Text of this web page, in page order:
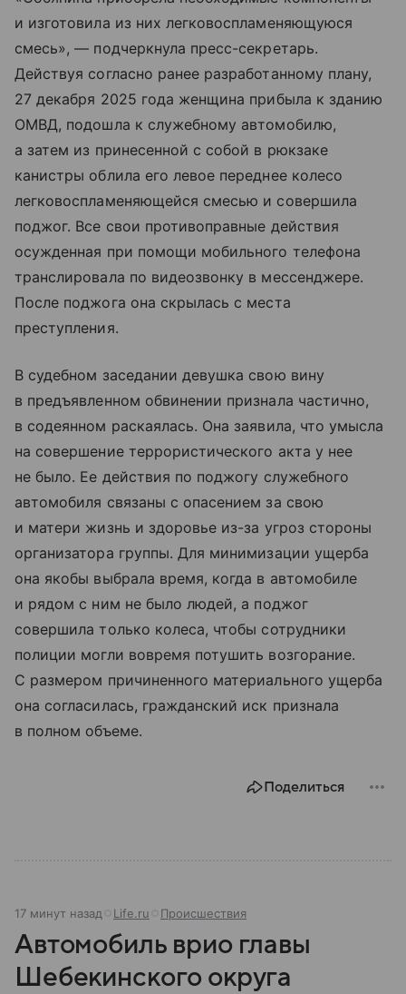
и изготовила из них легковоспламеняющуюся
смесь», — подчеркнула пресс-секретарь.
Действуя согласно ранее разработанному плану,
27 декабря 2025 года женщина прибыла к зданию
ОМВД, подошла к служебному автомобилю,
а затем из принесенной с собой в рюкзаке
канистры облила его левое переднее колесо
легковоспламеняющейся смесью и совершила
поджог. Все свои противоправные действия
осужденная при помощи мобильного телефона
транслировала по видеозвонку в мессенджере.
После поджога она скрылась с места
преступления.
В судебном заседании девушка свою вину
в предъявленном обвинении признала частично,
в содеянном раскаялась. Она заявила, что умысла
на совершение террористического акта у нее
не было. Ее действия по поджогу служебного
автомобиля связаны с опасением за свою
и матери жизнь и здоровье из-за угроз стороны
организатора группы. Для минимизации ущерба
она якобы выбрала время, когда в автомобиле
и рядом с ним не было людей, а поджог
совершила только колеса, чтобы сотрудники
полиции могли вовремя потушить возгорание.
С размером причиненного материального ущерба
она согласилась, гражданский иск признала
в полном объеме.
Поделиться
17 минут назад Life.ru Происшествия
Автомобиль врио главы
Шебекинского округа